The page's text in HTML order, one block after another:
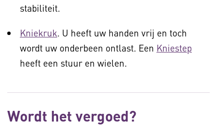
stabiliteit.
Kniekruk. U heeft uw handen vrij en toch
wordt uw onderbeen ontlast. Een Kniestep
heeft een stuur en wielen.
Wordt het vergoed?